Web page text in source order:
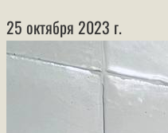
25 октября 2023 г.